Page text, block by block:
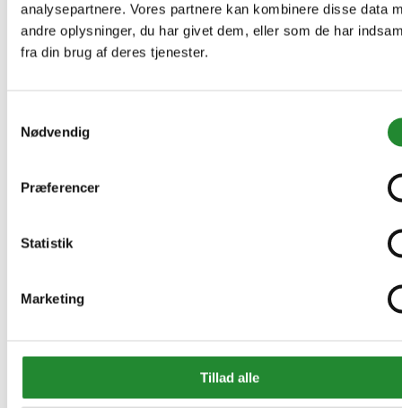
analysepartnere. Vores partnere kan kombinere disse data
andre oplysninger, du har givet dem, eller som de har
fra din brug af deres tjenester.
Nødvendig
Præferencer
Statistik
Marketing
Tillad alle